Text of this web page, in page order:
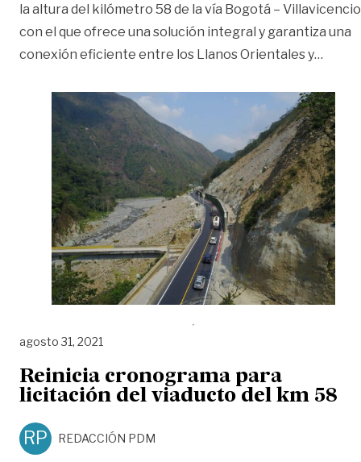
la altura del kilómetro 58 de la vía Bogotá – Villavicencio
con el que ofrece una solución integral y garantiza una
conexión eficiente entre los Llanos Orientales y…
agosto 31, 2021
Reinicia cronograma para
licitación del viaducto del km 58
RP REDACCIÓN PDM